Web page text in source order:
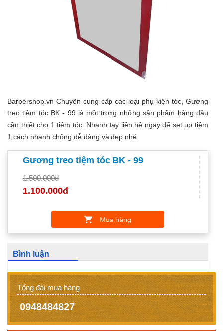
Barbershop.vn Chuyên cung cấp các loại phụ kiện tóc, Gương
treo tiệm tóc BK - 99 là một trong những sản phẩm hàng đầu
cần thiết cho 1 tiệm tóc. Nhanh tay liên hệ ngay để set up tiệm
1 cách nhanh chống dễ dàng và đẹp nhé.
Gương treo tiệm tóc BK - 99
1.500.000đ
1.100.000đ
Mua hàng
Bình luận
Tổng đài mua hàng
0948484827